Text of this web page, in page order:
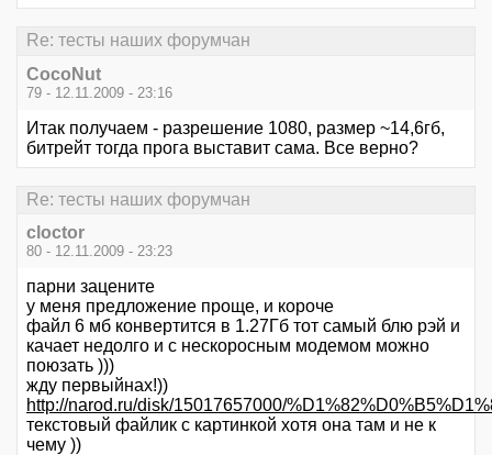
Re: тесты наших форумчан
CocoNut
79 - 12.11.2009 - 23:16
Итак получаем - разрешение 1080, размер ~14,6гб,
битрейт тогда прога выставит сама. Все верно?
Re: тесты наших форумчан
cloctor
80 - 12.11.2009 - 23:23
парни зацените
у меня предложение проще, и короче
файл 6 мб конвертится в 1.27Гб тот самый блю рэй и
качает недолго и с нескоросным модемом можно
поюзать )))
жду первыйнах!))
http://narod.ru/disk/15017657000/
текстовый файлик с картинкой хотя она там и не к
чему ))